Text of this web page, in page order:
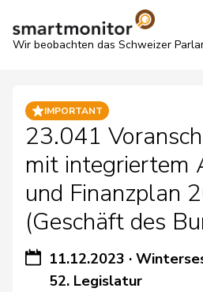
Wir beobachten das Schweizer
IMPORTANT
23.041
mit integriertem
und Finanzplan
(Geschäft des
11.12.2023 ·
52. Legislatur